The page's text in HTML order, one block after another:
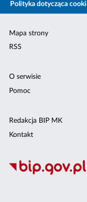
Polityka dotycząca
Mapa strony
RSS
O serwisie
Pomoc
Redakcja BIP MK
Kontakt